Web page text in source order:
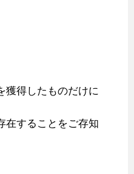
獲得したものだけに
在することをご存知